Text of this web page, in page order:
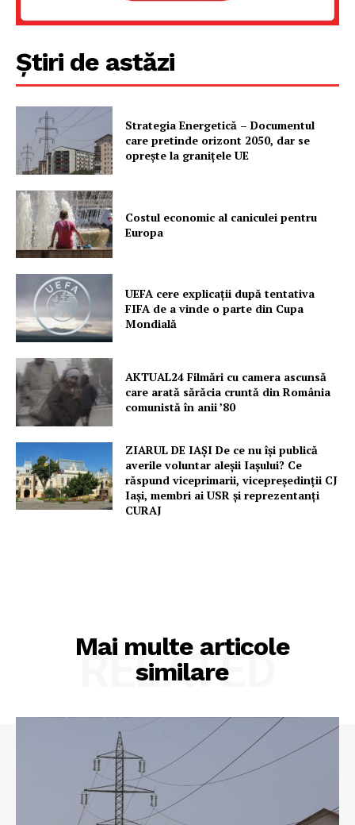
Un proiect
PRESShub
Despre noi / Echipa
Rețea
Contact
Știri de astăzi
Strategia Energetică – Documentul
care pretinde orizont 2050, dar se
oprește la granițele UE
Costul economic al caniculei pentru
Europa
UEFA cere explicații după tentativa
FIFA de a vinde o parte din Cupa
Mondială
AKTUAL24 Filmări cu camera ascunsă
care arată sărăcia cruntă din România
comunistă în anii ’80
ZIARUL DE IAȘI De ce nu își publică
averile voluntar aleșii Iașului? Ce
răspund viceprimarii, vicepreședinții CJ
Iași, membri ai USR și reprezentanți
CURAJ
Mai multe articole
similare
RELATED